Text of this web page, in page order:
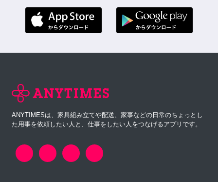
ANYTIMESは、家具組み立てや配送、家事などの日常のちょっとし
た用事を依頼したい人と、仕事をしたい人をつなげるアプリです。